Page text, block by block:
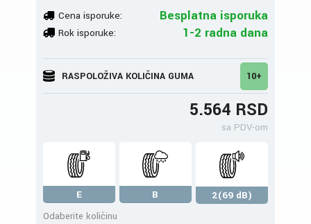
Cena isporuke: Besplatna isporuka
Rok isporuke: 1-2 radna dana
RASPOLOŽIVA KOLIČINA GUMA 10+
5.564 RSD
sa PDV-om
E B
2(69 dB)
Odaberite količinu